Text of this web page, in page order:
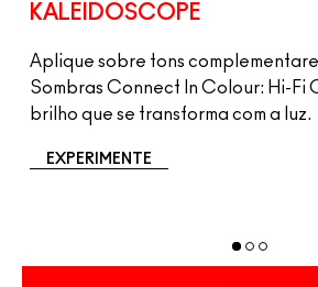
KALEIDOSCOPE
Aplique sobre tons
Sombras Connect In Colour: Hi-Fi
brilho que se transforma com a luz.
EXPERIMENTE